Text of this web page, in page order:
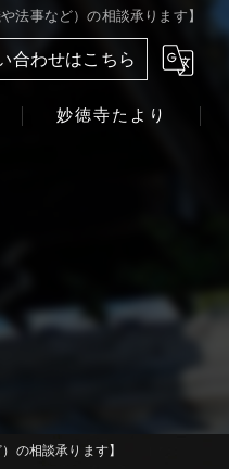
法事など）の相談承ります】
合わせはこちら
妙徳寺たより
の相談承ります】